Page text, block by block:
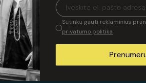
ir ne visada patrauklia
Sutinku gauti reklaminius
privatumo politika